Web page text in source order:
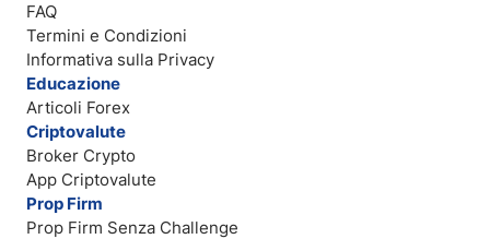
FAQ
Termini e Condizioni
Informativa sulla Privacy
Educazione
Articoli Forex
Criptovalute
Broker Crypto
App Criptovalute
Prop Firm
Prop Firm Senza Challenge